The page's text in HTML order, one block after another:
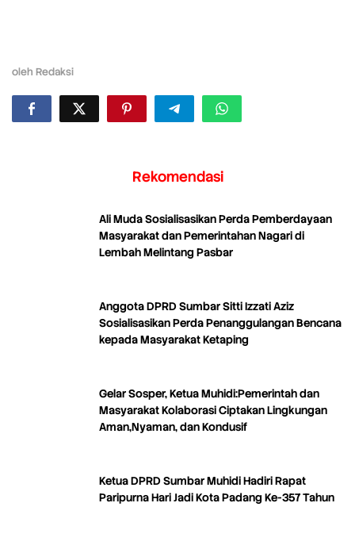
oleh Redaksi
Rekomendasi
Ali Muda Sosialisasikan Perda Pemberdayaan
Masyarakat dan Pemerintahan Nagari di
Lembah Melintang Pasbar
Anggota DPRD Sumbar Sitti Izzati Aziz
Sosialisasikan Perda Penanggulangan Bencana
kepada Masyarakat Ketaping
Gelar Sosper, Ketua Muhidi:Pemerintah dan
Masyarakat Kolaborasi Ciptakan Lingkungan
Aman,Nyaman, dan Kondusif
Ketua DPRD Sumbar Muhidi Hadiri Rapat
Paripurna Hari Jadi Kota Padang Ke-357 Tahun